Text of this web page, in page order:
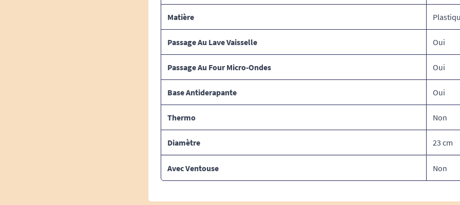
Matière
Passage Au Lave Vaisselle Oui
Passage Au Four Micro-Ondes Oui
Base Antiderapante Oui
Thermo Non
Diamètre 23 cm
Avec Ventouse Non